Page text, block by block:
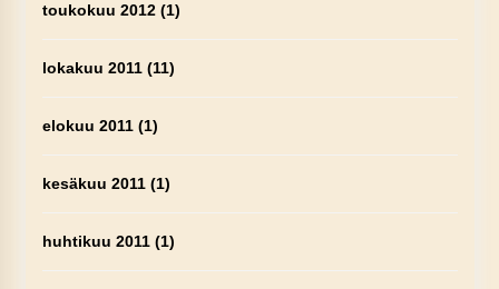
toukokuu 2012(1)
lokakuu 2011(11)
elokuu 2011(1)
kesäkuu 2011(1)
huhtikuu 2011(1)